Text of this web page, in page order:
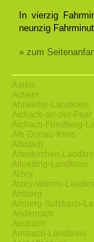
In vierzig
neunzig
» zum
Aalen
Achern
Ahrweiler-Landkreis
Aichach-an-der-Paar
Aichach-Friedberg-
Alb-Donau-Kreis
Albstadt
Altenkirchen-
Altoetting-Landkreis
Alzey
Alzey-Worms-
Amberg
Amberg-Sulzbach-
Andernach
Ansbach
Ansbach-Landkreis